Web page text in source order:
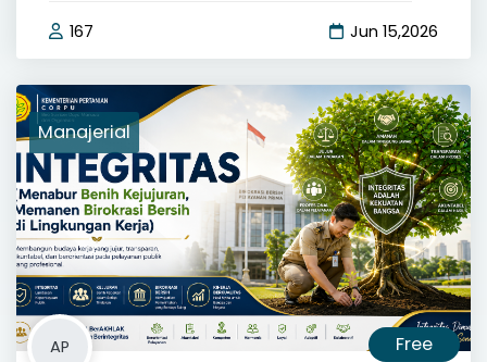
167 Jun 15,2026
Manajerial
AP Free